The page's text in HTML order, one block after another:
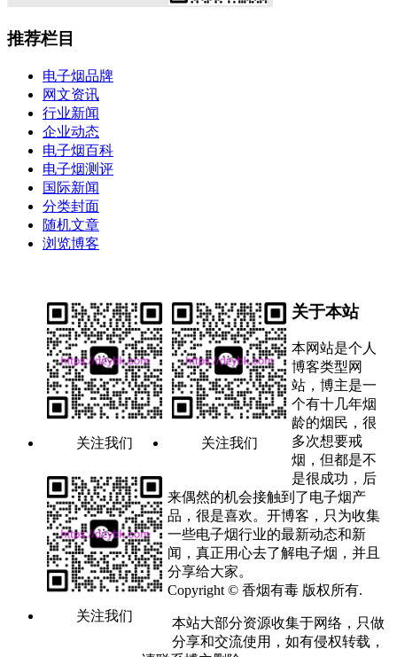
推荐栏目
电子烟品牌
网文资讯
行业新闻
企业动态
电子烟百科
电子烟测评
国际新闻
分类封面
随机文章
浏览博客
关注我们 关注我们
关注我们
关于本站
本网站是个人
博客类型网
站，博主是一
个有十几年烟
龄的烟民，很
多次想要戒
烟，但都是不
是很成功，后
来偶然的机会接触到了电子烟产
品，很是喜欢。开博客，只为收集
一些电子烟行业的最新动态和新
闻，真正用心去了解电子烟，并且
分享给大家。
Copyright © 香烟有毒 版权所有.
本站大部分资源收集于网络，只做
分享和交流使用，如有侵权转载，